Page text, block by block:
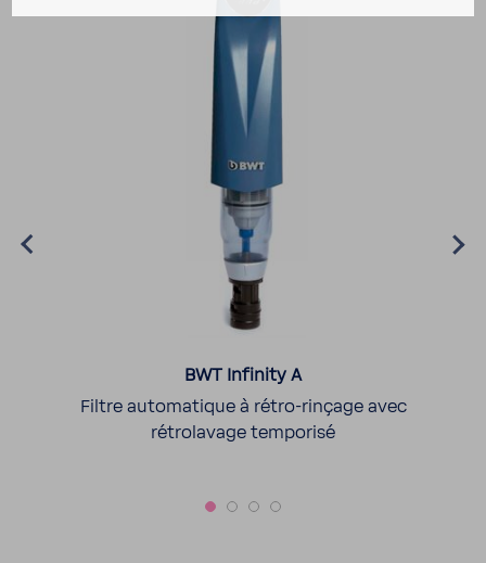
BWT Infi­nity A
Filtre auto­ma­tique à rétro-​rinçage avec
rétro­la­vage tempo­risé